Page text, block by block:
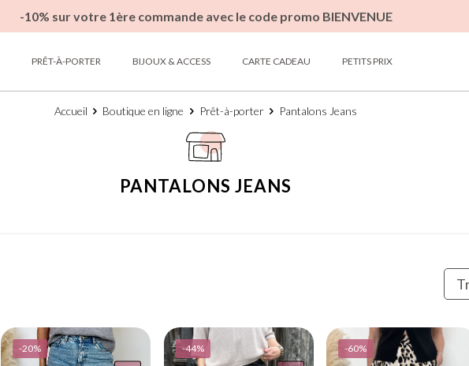
-10% sur votre 1ère commande avec le code promo BIENVENUE
PRÊT-À-PORTER BIJOUX & ACCESS CARTE CADEAU PETITS PRIX
Accueil Boutique en ligne Prêt-à-porter Pantalons Jeans
PANTALONS JEANS
-20% -44% -60%